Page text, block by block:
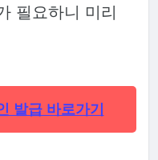
필요하니 미리
발급 바로가기